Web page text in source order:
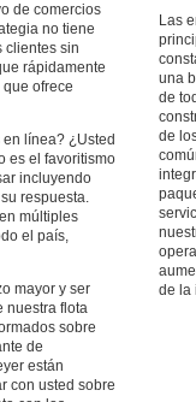
de comercios
no tiene
clientes sin
rápidamente
ofrece
línea? ¿Usted
es el favoritismo
incluyendo
respuesta.
múltiples
el país,
mayor y ser
nuestra flota
sobre
de
están
con usted sobre
Las
una
de
de
de la